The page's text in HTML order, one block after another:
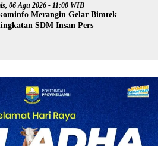
06 Agu 2026 - 11:00 WIB
Merangin Gelar Bimtek
SDM Insan Pers